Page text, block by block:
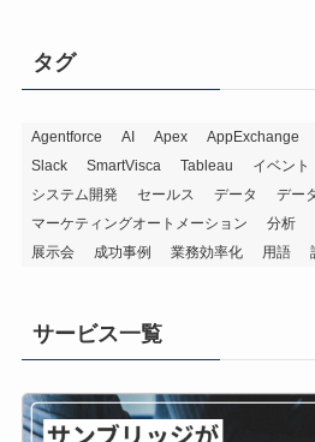
タグ
Agentforce AI Apex AppExchange
Slack
SmartVisca Tableau イベント
システム開発
セールス データ デー
マーケティングオートメーション
分析
展示会
成功事例 業務効率化 用語
サービス一覧